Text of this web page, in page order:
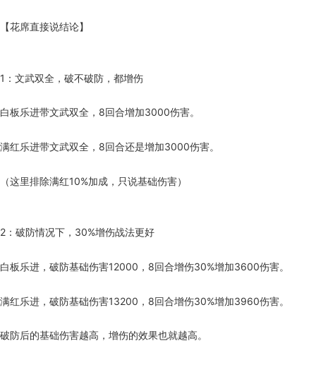
【花席直接说结论】
1：文武双全，破不破防，都增伤
白板乐进带文武双全，8回合增加3000伤害。
满红乐进带文武双全，8回合还是增加3000伤害。
（这里排除满红10%加成，只说基础伤害）
2：破防情况下，30%增伤战法更好
白板乐进，破防基础伤害12000，8回合增伤30%增加3600伤害。
满红乐进，破防基础伤害13200，8回合增伤30%增加3960伤害。
破防后的基础伤害越高，增伤的效果也就越高。